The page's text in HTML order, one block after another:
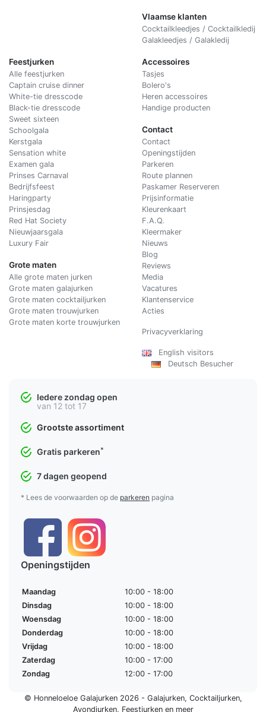
Vlaamse klanten
Cocktailkleedjes / Cocktailkledij
Galakleedjes / Galakledij
Feestjurken
Alle feestjurken
Captain cruise dinner
White-tie dresscode
Black-tie dresscode
Sweet sixteen
Schoolgala
Kerstgala
Sensation white
Examen gala
Prinses Carnaval
Bedrijfsfeest
Haringparty
Prinsjesdag
Red Hat Society
Nieuwjaarsgala
Luxury Fair
Grote maten
Alle grote maten jurken
Grote maten galajurken
Grote maten cocktailjurken
Grote maten trouwjurken
Grote maten korte trouwjurken
Accessoires
Tasjes
Bolero's
Heren accessoires
Handige producten
Contact
Contact
Openingstijden
Parkeren
Route plannen
Paskamer Reserveren
Prijsinformatie
Kleurenkaart
F.A.Q.
Kleermaker
Nieuws
Blog
Reviews
Media
Vacatures
Klantenservice
Acties
Privacyverklaring
English visitors
Deutsch Besucher
Iedere zondag open
van 12 tot 17
Grootste assortiment
Gratis parkeren*
7 dagen geopend
* Lees de voorwaarden op de parkeren pagina
Openingstijden
Maandag
10:00 - 18:00
Dinsdag
10:00 - 18:00
Woensdag
10:00 - 18:00
Donderdag
10:00 - 18:00
Vrijdag
10:00 - 18:00
Zaterdag
10:00 - 17:00
Zondag
12:00 - 17:00
© Honneloeloe Galajurken 2026 - Galajurken, Cocktailjurken,
Avondjurken, Feestjurkenen meer